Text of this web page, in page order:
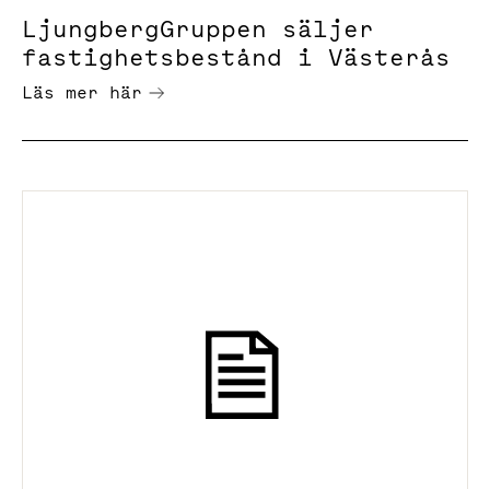
LjungbergGruppen säljer
fastighetsbestånd i Västerås
Läs mer här